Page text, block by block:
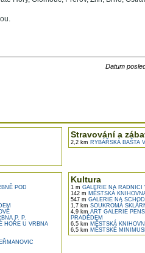
Datum
Stravování a
2,2 km RYBÁŘSKÁ BAŠTA
POD
P. P.
HOŘE U VRBNA
Kultura
1 m GALERIE NA RADNICI
142 m MĚSTSKÁ
547 m GALERIE NA
1,7 km SOUKROMÁ
4,9 km ART GALERIE
PRADĚDEM
6,5 km MĚSTSKÁ
6,5 km MĚSTSKÉ